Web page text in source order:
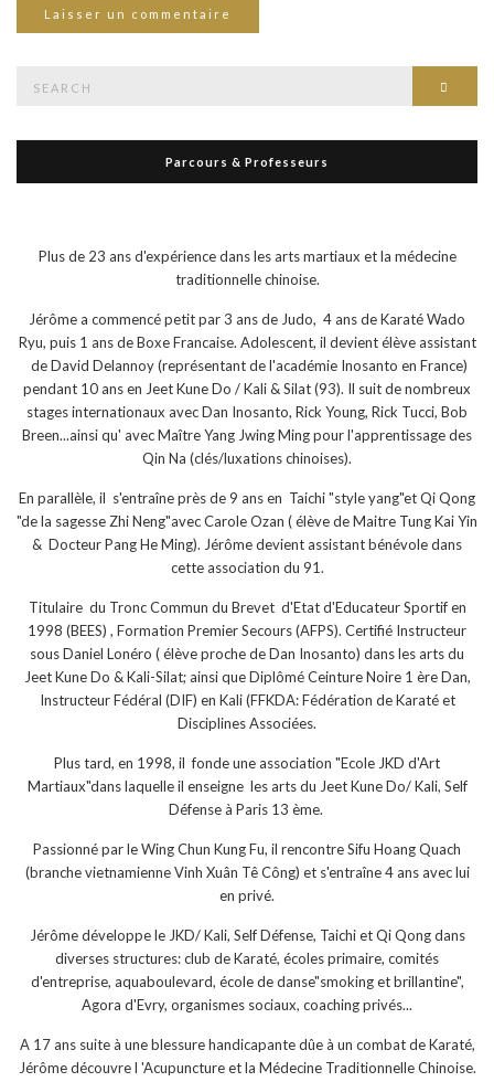
Parcours & Professeurs
Plus de 23 ans d'expérience dans les arts martiaux et la médecine
traditionnelle chinoise.
Jérôme a commencé petit par 3 ans de Judo, 4 ans de Karaté Wado
Ryu, puis 1 ans de Boxe Francaise. Adolescent, il devient élève assistant
de David Delannoy (représentant de l'académie Inosanto en France)
pendant 10 ans en Jeet Kune Do / Kali & Silat (93). Il suit de nombreux
stages internationaux avec Dan Inosanto, Rick Young, Rick Tucci, Bob
Breen...ainsi qu' avec Maître Yang Jwing Ming pour l'apprentissage des
Qin Na (clés/luxations chinoises).
En parallèle, il s'entraîne près de 9 ans en Taichi "style yang"et Qi Qong
"de la sagesse Zhi Neng"avec Carole Ozan ( élève de Maitre Tung Kai Yin
& Docteur Pang He Ming). Jérôme devient assistant bénévole dans
cette association du 91.
Titulaire du Tronc Commun du Brevet d'Etat d'Educateur Sportif en
1998 (BEES) , Formation Premier Secours (AFPS). Certifié Instructeur
sous Daniel Lonéro ( élève proche de Dan Inosanto) dans les arts du
Jeet Kune Do & Kali-Silat; ainsi que Diplômé Ceinture Noire 1 ère Dan,
Instructeur Fédéral (DIF) en Kali (FFKDA: Fédération de Karaté et
Disciplines Associées.
Plus tard, en 1998, il fonde une association "Ecole JKD d'Art
Martiaux"dans laquelle il enseigne les arts du Jeet Kune Do/ Kali, Self
Défense à Paris 13 ème.
Passionné par le Wing Chun Kung Fu, il rencontre Sifu Hoang Quach
(branche vietnamienne Vinh Xuân Tê Công) et s'entraîne 4 ans avec lui
en privé.
Jérôme développe le JKD/ Kali, Self Défense, Taichi et Qi Qong dans
diverses structures: club de Karaté, écoles primaire, comités
d'entreprise, aquaboulevard, école de danse"smoking et brillantine",
Agora d'Evry, organismes sociaux, coaching privés...
A 17 ans suite à une blessure handicapante dûe à un combat de Karaté,
Jérôme découvre l 'Acupuncture et la Médecine Traditionnelle Chinoise.